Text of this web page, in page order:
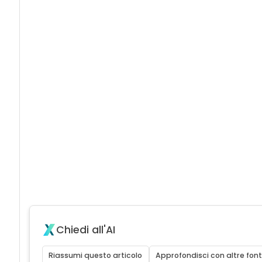
Chiedi all'AI
Riassumi questo articolo Approfondisci con altre